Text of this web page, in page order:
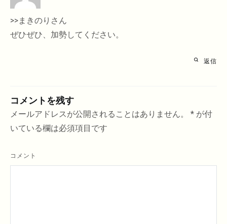
>>まきのりさん
ぜひぜひ、加勢してください。
返信
コメントを残す
メールアドレスが公開されることはありません。 * が付
いている欄は必須項目です
コメント